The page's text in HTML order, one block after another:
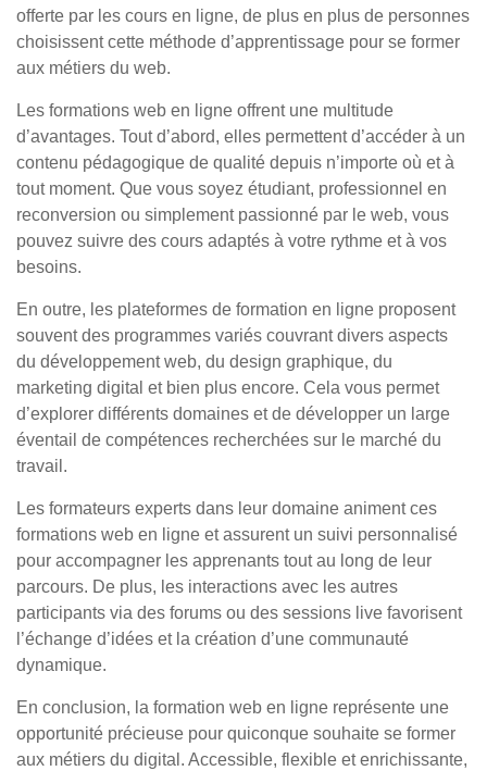
offerte par les cours en ligne, de plus en plus de personnes
choisissent cette méthode d’apprentissage pour se former
aux métiers du web.
Les formations web en ligne offrent une multitude
d’avantages. Tout d’abord, elles permettent d’accéder à un
contenu pédagogique de qualité depuis n’importe où et à
tout moment. Que vous soyez étudiant, professionnel en
reconversion ou simplement passionné par le web, vous
pouvez suivre des cours adaptés à votre rythme et à vos
besoins.
En outre, les plateformes de formation en ligne proposent
souvent des programmes variés couvrant divers aspects
du développement web, du design graphique, du
marketing digital et bien plus encore. Cela vous permet
d’explorer différents domaines et de développer un large
éventail de compétences recherchées sur le marché du
travail.
Les formateurs experts dans leur domaine animent ces
formations web en ligne et assurent un suivi personnalisé
pour accompagner les apprenants tout au long de leur
parcours. De plus, les interactions avec les autres
participants via des forums ou des sessions live favorisent
l’échange d’idées et la création d’une communauté
dynamique.
En conclusion, la formation web en ligne représente une
opportunité précieuse pour quiconque souhaite se former
aux métiers du digital. Accessible, flexible et enrichissante,